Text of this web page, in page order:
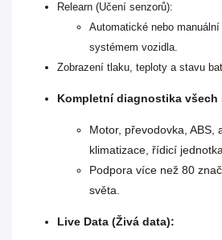
Relearn (Učení senzorů):
Automatické nebo
systémem vozidla.
Zobrazení tlaku, teploty a stavu
Kompletní diagnostika všech
Motor, převodovka, ABS,
klimatizace, řídicí
Podpora více než 80
světa.
Live Data (Živá data):